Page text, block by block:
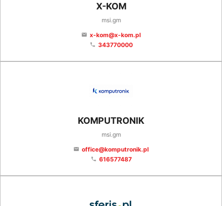
X-KOM
msi.gm
email x-kom@x-kom.pl
phone 343770000
KOMPUTRONIK
msi.gm
email office@komputronik.pl
phone 616577487